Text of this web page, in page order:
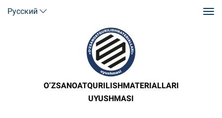
Русский
O’ZSANOATQURILISHMATERIALLARI
UYUSHMASI